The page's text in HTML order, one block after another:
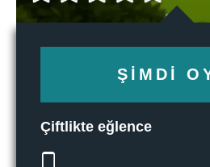
ŞIMDI
Çiftlikte eğlence